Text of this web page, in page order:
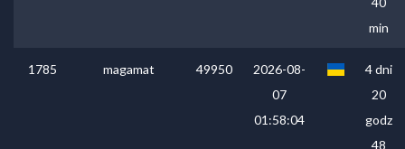
min
1785 magamat 49950
2026-08-
07
01:58:04
4 dni
20
godz
48